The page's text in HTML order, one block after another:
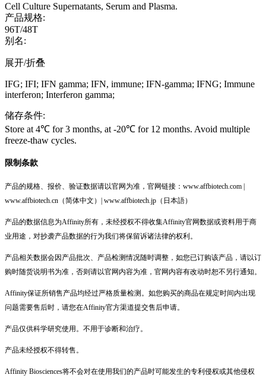
Cell Culture Supernatants, Serum and Plasma.
产品规格:
96T/48T
别名:
展开/折叠
IFG; IFI; IFN gamma; IFN, immune; IFN-gamma; IFNG; Immune
interferon; Interferon gamma;
储存条件:
Store at 4℃ for 3 months, at -20℃ for 12 months. Avoid multiple
freeze-thaw cycles.
限制条款
产品的规格、报价、验证数据请以官网为准，官网链接：www.affbiotech.com |
www.affbiotech.cn（简体中文）| www.affbiotech.jp（日本語）
产品的数据信息为Affinity所有，未经授权不得收集Affinity官网数据或资料用于商
业用途，对抄袭产品数据的行为我们将保留诉诸法律的权利。
产品相关数据会因产品批次、产品检测情况随时调整，如您已订购该产品，请以订
购时随货说明书为准，否则请以官网内容为准，官网内容有改动时恕不另行通知。
Affinity保证所销售产品均经过严格质量检测。如您购买的商品在规定时间内出现
问题需要售后时，请您在Affinity官方渠道提交售后申请。
产品仅供科学研究使用。不用于诊断和治疗。
产品未经授权不得转售。
Affinity Biosciences将不会对在使用我们的产品时可能发生的专利侵权或其他侵权